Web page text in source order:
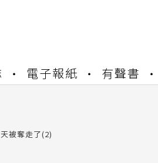
電子報紙 有聲書
櫃開通申請
資產合併申請圖文教學
櫃開通申請
被奪走了(2)